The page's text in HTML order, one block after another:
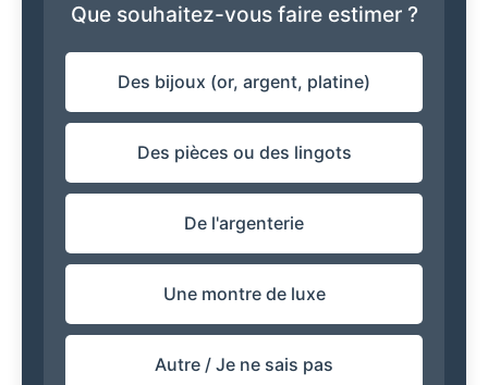
Que souhaitez-vous faire estimer ?
Des bijoux (or, argent, platine)
Des pièces ou des lingots
De l'argenterie
Une montre de luxe
Autre / Je ne sais pas